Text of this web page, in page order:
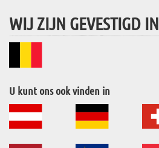
WIJ ZIJN GEVESTIGD IN
U kunt ons ook vinden in